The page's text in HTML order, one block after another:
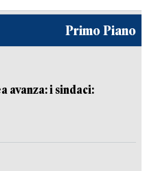
Primo Piano
avanza: i sindaci: